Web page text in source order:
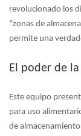
revolucionado los
“zonas de
permite una
El poder de
Este equipo
para uso
de